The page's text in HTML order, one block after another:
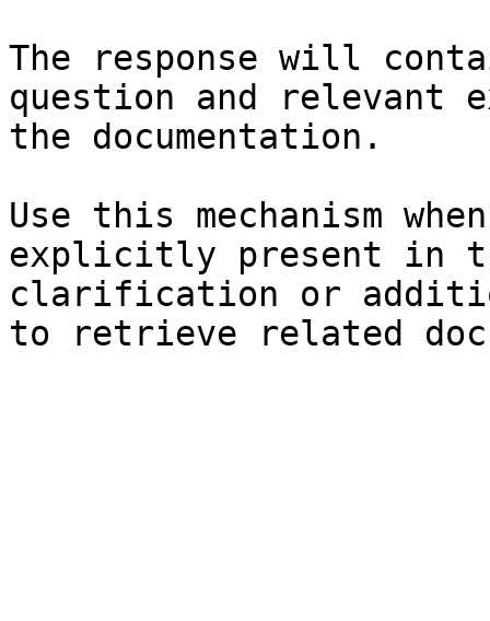
The response will
question and relevant
the documentation.
Use this mechanism
explicitly present in
clarification or